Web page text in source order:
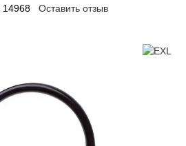
14968 Оставить отзыв